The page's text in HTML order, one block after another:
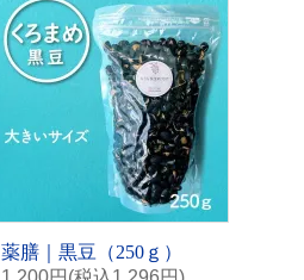
薬膳｜黒豆（250ｇ）